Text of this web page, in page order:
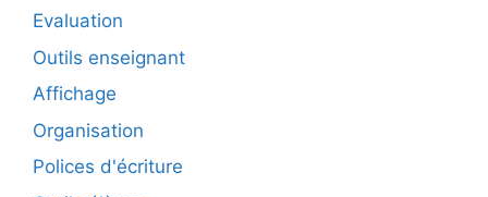
Evaluation
Outils enseignant
Affichage
Organisation
Polices d'écriture